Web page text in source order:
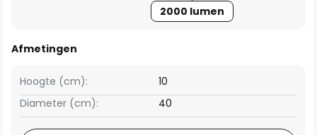
2000 lumen
Afmetingen
Hoogte (cm):
10
Diameter (cm):
40